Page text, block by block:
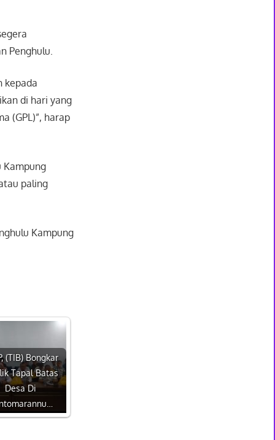
Penghulu.
kepada
di hari yang
(GPL)”, harap
Kampung
paling
Kampung
(TIB) Bongkar
Tapal Batas
Desa Di